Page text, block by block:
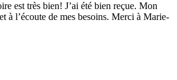
est très bien! J’ai été bien reçue. Mon
à l’écoute de mes besoins. Merci à Marie-